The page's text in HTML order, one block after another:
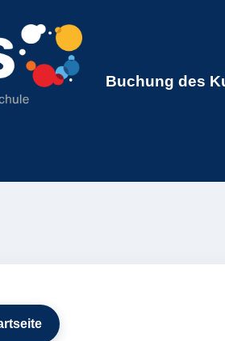
Buchung des